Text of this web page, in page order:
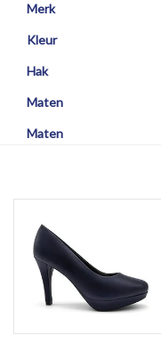
Merk
Kleur
Hak
Maten
Maten